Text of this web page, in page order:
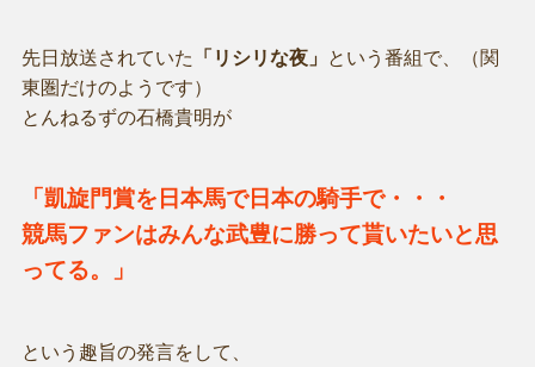
先日放送されていた 「リシリな夜」 という番組で、（関
東圏だけのようです）
とんねるずの石橋貴明が
「凱旋門賞を日本馬で日本の騎手で・・・
競馬ファンはみんな武豊に勝って貰いたいと思
ってる。」
という趣旨の発言をして、